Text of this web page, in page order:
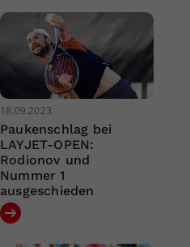
18.09.2023
Paukenschlag bei
LAYJET-OPEN:
Rodionov und
Nummer 1
ausgeschieden